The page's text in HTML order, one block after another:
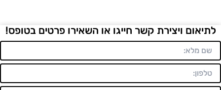
לתיאום ויצירת קשר חייגו או השאירו פרטים בטופס!